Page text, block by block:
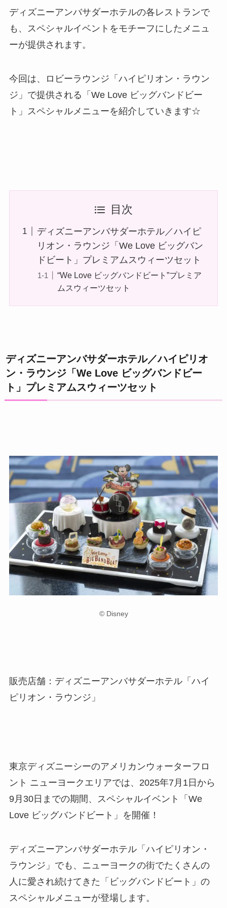
ディズニーアンバサダーホテルの各レストランで
も、スペシャルイベントをモチーフにしたメニュ
ーが提供されます。
今回は、ロビーラウンジ「ハイピリオン・ラウン
ジ」で提供される「We Love ビッグバンドビー
ト」スペシャルメニューを紹介していきます☆
目次
ディズニーアンバサダーホテル／ハイピ
リオン・ラウンジ「We Love ビッグバン
ドビート」プレミアムスウィーツセット
“We Love ビッグバンドビート”プレミア
ムスウィーツセット
ディズニーアンバサダーホテル／ハイピリオ
ン・ラウンジ「We Love ビッグバンドビー
ト」プレミアムスウィーツセット
© Disney
販売店舗：ディズニーアンバサダーホテル「ハイ
ピリオン・ラウンジ」
東京ディズニーシーのアメリカンウォーターフロ
ント ニューヨークエリアでは、2025年7月1日から
9月30日までの期間、スペシャルイベント「We
Love ビッグバンドビート」を開催！
ディズニーアンバサダーホテル「ハイピリオン・
ラウンジ」でも、ニューヨークの街でたくさんの
人に愛され続けてきた「ビッグバンドビート」の
スペシャルメニューが登場します。